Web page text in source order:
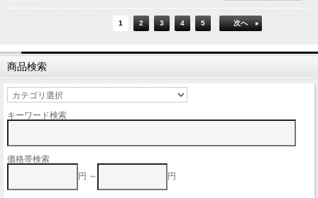
1 2 3 4 5 次へ
商品検索
キーワード検索
価格帯検索
円 ～
円